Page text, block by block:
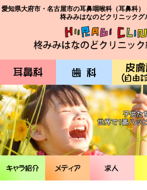
愛知県大府市・名古屋市の耳鼻咽喉科（耳鼻
柊みみはなのどクリニックグ